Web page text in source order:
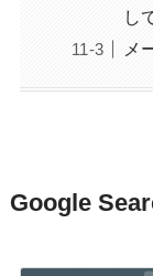
し
メ
Google